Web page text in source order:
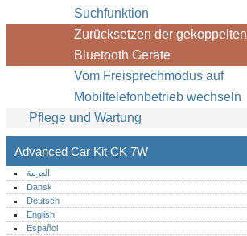
Suchfunktion
Zurücksetzen der gekoppelten
Bluetooth Geräte
Vom Freisprechmodus auf
Mobiltelefonbetrieb wechseln
Pflege und Wartung
Advanced Car Kit CK 7W
العربية
Dansk
Deutsch
English
Español